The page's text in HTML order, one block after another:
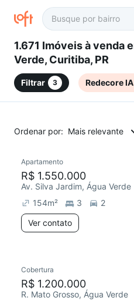
1.671 Imóveis à venda em Água
Verde, Curitiba, PR
Filtrar 3 Redecore IA
Ordenar por: Mais relevante
Redecorar
Apartamento
R$ 1.550.000
Av. Silva Jardim, Água Verde
154m² 3
2
Ver contato
Chegou este mês
Cobertura
R$ 1.200.000
R. Mato Grosso, Água Verde